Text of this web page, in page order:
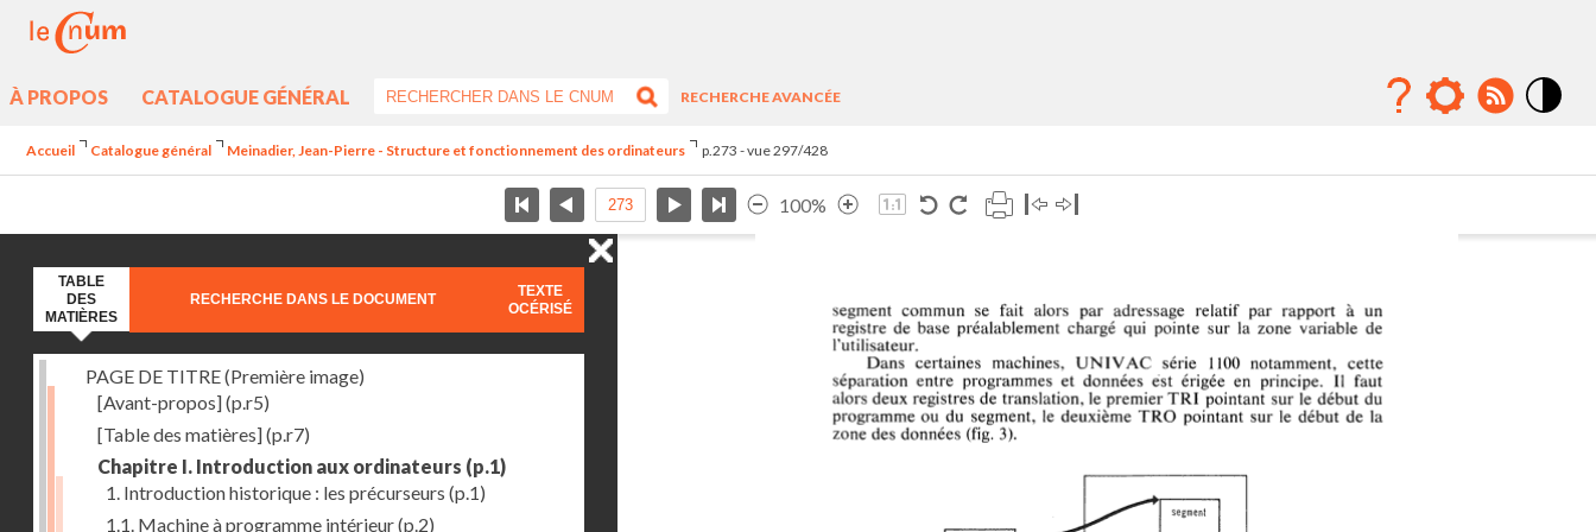
À PROPOS CATALOGUE GÉNÉRAL
RECHERCHE AVANCÉE
Accueil Catalogue général Meinadier, Jean-Pierre - Structure et fonctionnement des ordinateurs p.273 - vue 297/428
100%
TABLE
DES
MATIÈRES
RECHERCHE DANS LE DOCUMENT
TEXTE
OCÉRISÉ
PAGE DE TITRE (Première image)
[Avant-propos](p.r5)
[Table des matières](p.r7)
Chapitre I. Introduction aux ordinateurs (p.1)
1. Introduction historique : les précurseurs (p.1)
1.1. Machine à programme intérieur(p.2)